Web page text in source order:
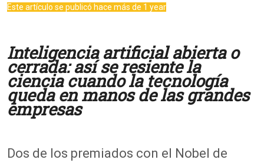
Este artículo se publicó hace más de 1 year
Inteligencia artificial abierta o
cerrada: así se resiente la
ciencia cuando la tecnología
queda en manos de las grandes
empresas
Dos de los premiados con el Nobel de